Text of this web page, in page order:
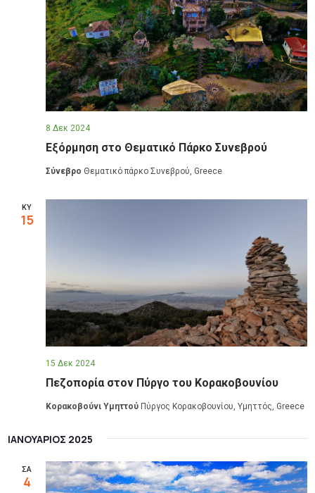
Εξόρμηση στο Θεματικό Πάρκο Συνεβρού
8 Δεκ 2024
Σύνεβρο Θεματικό πάρκο Συνεβρού, Greece
ΚΥ
15
Πεζοπορία στον Πύργο του Κορακοβουνίου
15 Δεκ 2024
Κορακοβούνι Υμηττού Πύργος Κορακοβουνίου, Υμηττός, Greece
ΙΑΝΟΥΆΡΙΟΣ 2025
ΣΑ
4